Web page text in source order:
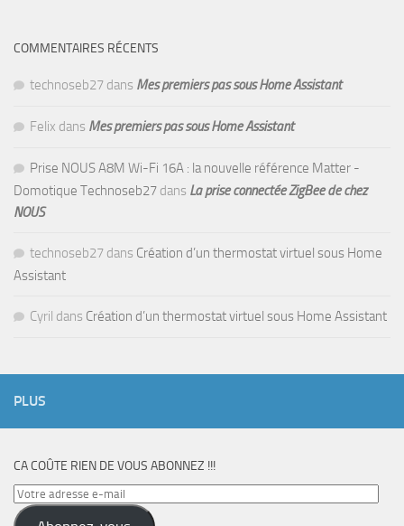
COMMENTAIRES RÉCENTS
technoseb27 dans Mes premiers pas sous Home Assistant
Felix dans Mes premiers pas sous Home Assistant
Prise NOUS A8M Wi-Fi 16A : la nouvelle référence Matter -
Domotique Technoseb27 dans La prise connectée ZigBee de chez
NOUS
technoseb27 dans Création d’un thermostat virtuel sous Home
Assistant
Cyril dans Création d’un thermostat virtuel sous Home Assistant
PLUS
CA COÛTE RIEN DE VOUS ABONNEZ !!!
Votre
adresse